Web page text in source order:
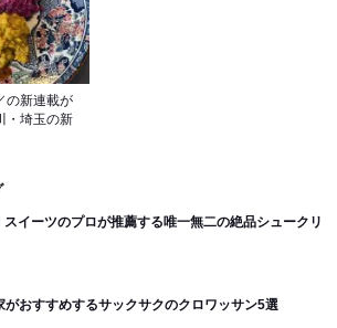
の新連載が
・埼玉の新
イーツのプロが推薦する唯一無二の絶品シュークリ
がおすすめするサックサクのクロワッサン5選